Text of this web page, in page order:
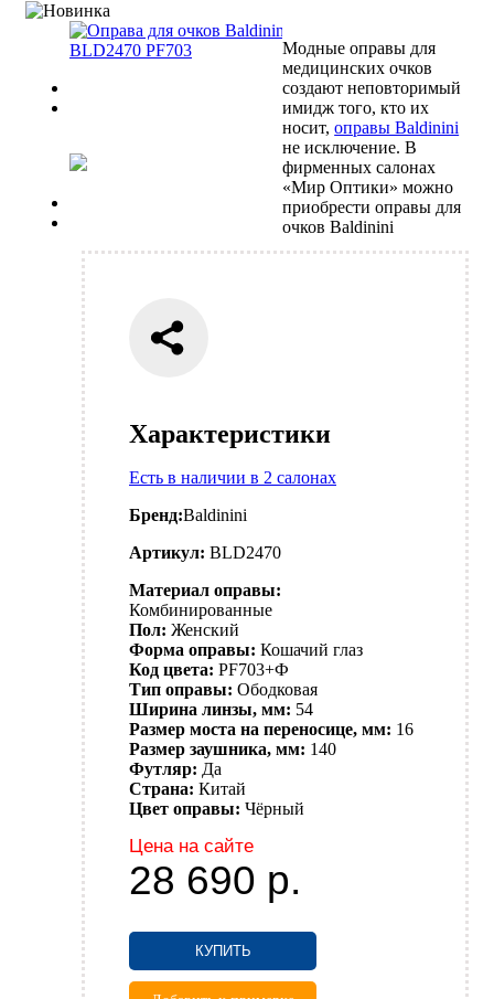
Характеристики
Есть в наличии в 2 салонах
Бренд:Baldinini
Артикул: BLD2470
Материал оправы:
Комбинированные
Пол: Женский
Форма оправы: Кошачий глаз
Код цвета: PF703+Ф
Тип оправы: Ободковая
Ширина линзы, мм: 54
Размер моста на переносице, мм: 16
Размер заушника, мм: 140
Футляр: Да
Страна: Китай
Цвет оправы: Чёрный
Цена на сайте
28 690 р.
КУПИТЬ
Модные оправы для
медицинских очков
создают неповторимый
имидж того, кто их
носит,оправы Baldinini
не исключение. В
фирменных салонах
«Мир Оптики» можно
приобрести оправы для
очков Baldinini